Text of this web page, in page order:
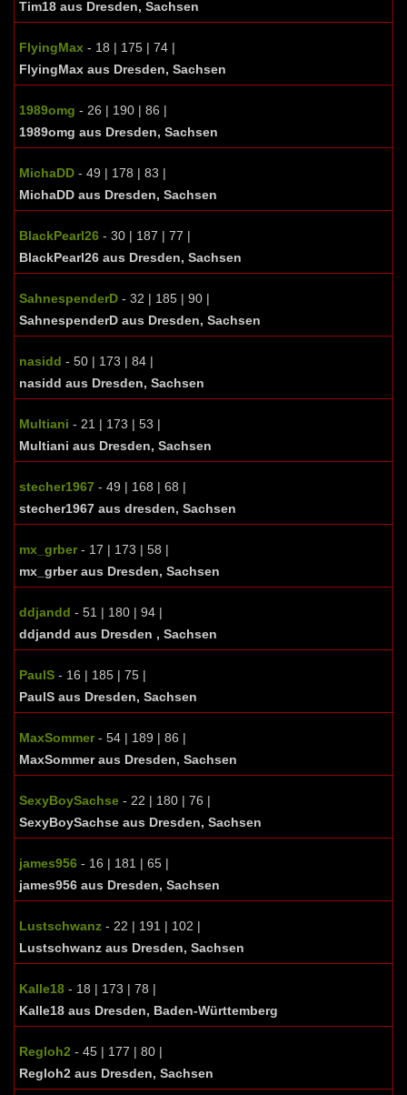
Tim18 aus Dresden, Sachsen
FlyingMax - 18 | 175 | 74 |
FlyingMax aus Dresden, Sachsen
1989omg - 26 | 190 | 86 |
1989omg aus Dresden, Sachsen
MichaDD - 49 | 178 | 83 |
MichaDD aus Dresden, Sachsen
BlackPearl26 - 30 | 187 | 77 |
BlackPearl26 aus Dresden, Sachsen
SahnespenderD - 32 | 185 | 90 |
SahnespenderD aus Dresden, Sachsen
nasidd - 50 | 173 | 84 |
nasidd aus Dresden, Sachsen
Multiani - 21 | 173 | 53 |
Multiani aus Dresden, Sachsen
stecher1967 - 49 | 168 | 68 |
stecher1967 aus dresden, Sachsen
mx_grber- 17 | 173 | 58 |
mx_grber aus Dresden, Sachsen
ddjandd - 51 | 180 | 94 |
ddjandd aus Dresden , Sachsen
PaulS - 16 | 185 | 75 |
PaulS aus Dresden, Sachsen
MaxSommer- 54 | 189 | 86 |
MaxSommer aus Dresden, Sachsen
SexyBoySachse - 22 | 180 | 76 |
SexyBoySachse aus Dresden, Sachsen
james956 - 16 | 181 | 65 |
james956 aus Dresden, Sachsen
Lustschwanz - 22 | 191 | 102 |
Lustschwanz aus Dresden, Sachsen
Kalle18 - 18 | 173 | 78 |
Kalle18 aus Dresden, Baden-Württemberg
Regloh2 - 45 | 177 | 80 |
Regloh2 aus Dresden, Sachsen